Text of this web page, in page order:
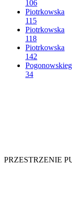
106
Piotrkowska
115
Piotrkowska
118
Piotrkowska
142
34
PRZESTRZENIE